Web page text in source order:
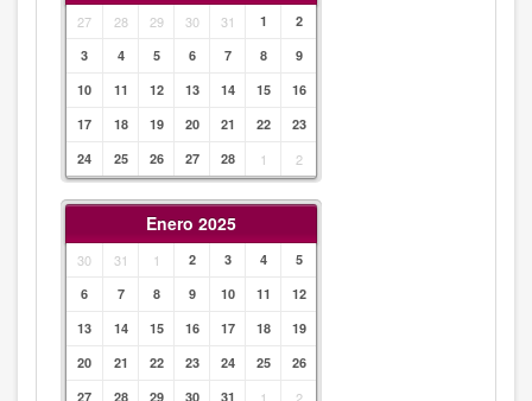
27 28 29 30 31 1
2
3
4 5 6 7 8
9
10
11 12 13 14 15
16
17
18 19 20 21 22
23
24
25 26 27 28 1 2
Enero 2025
30 31 1 2 3 4
5
6
7 8 9 10 11
12
13
14 15 16 17 18
19
20
21 22 23 24 25
26
27
28 29 30 31